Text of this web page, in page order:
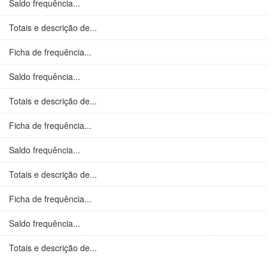
Saldo frequência...
Totais e descrição de...
Ficha de frequência...
Saldo frequência...
Totais e descrição de...
Ficha de frequência...
Saldo frequência...
Totais e descrição de...
Ficha de frequência...
Saldo frequência...
Totais e descrição de...